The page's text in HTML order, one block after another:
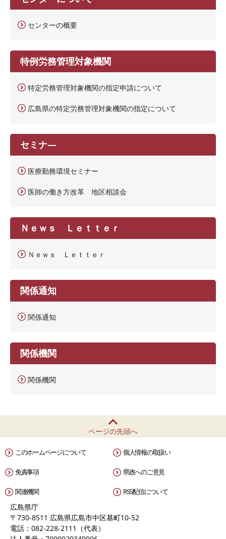
センターの概要
特例労務管理対象機関
特定労務管理対象機関の指定申請について
広島県の特定労務管理対象機関の指定について
セミナ―
医療勤務環境セミナー
医師の働き方改革 地区相談会
Ｎｅｗｓ Ｌｅｔｔｅｒ
Ｎｅｗｓ Ｌｅｔｔｅｒ
関係通知
関係通知
関係機関
関係機関
ページの先頭へ
このホームページについて 個人情報の取扱い
免責事項 県政へのご意見
関連機関 RSS配信について
広島県庁
〒730-8511 広島県広島市中区基町10-52
電話：082-228-2111（代表）